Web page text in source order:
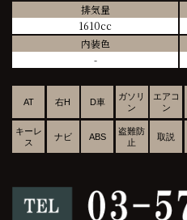
排気量
1610cc
内装色
-
AT 右H D車
ガソリ
ン
エアコ
ン
キーレ
ス
ナビ ABS
盗難防
止
取説